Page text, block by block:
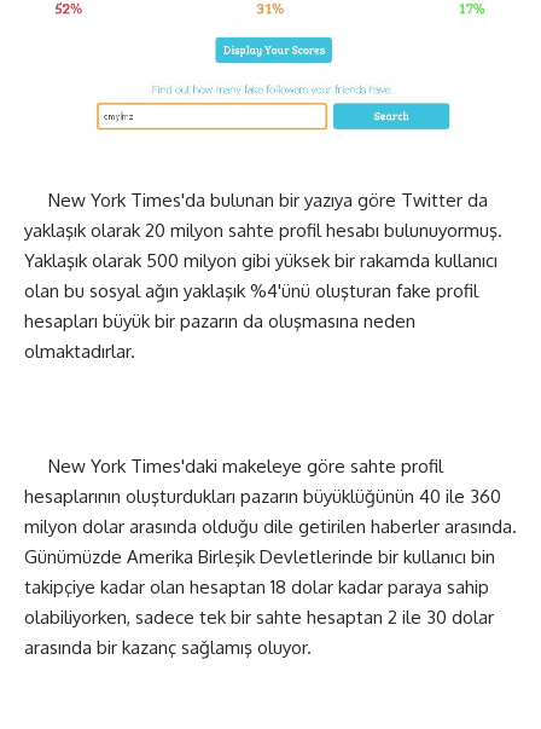
New York Times'da bulunan bir yazıya göre Twitter da
yaklaşık olarak 20 milyon sahte profil hesabı bulunuyormuş.
Yaklaşık olarak 500 milyon gibi yüksek bir rakamda kullanıcı
olan bu sosyal ağın yaklaşık %4'ünü oluşturan fake profil
hesapları büyük bir pazarın da oluşmasına neden
olmaktadırlar.
New York Times'daki makeleye göre sahte profil
hesaplarının oluşturdukları pazarın büyüklüğünün 40 ile 360
milyon dolar arasında olduğu dile getirilen haberler arasında.
Günümüzde Amerika Birleşik Devletlerinde bir kullanıcı bin
takipçiye kadar olan hesaptan 18 dolar kadar paraya sahip
olabiliyorken, sadece tek bir sahte hesaptan 2 ile 30 dolar
arasında bir kazanç sağlamış oluyor.